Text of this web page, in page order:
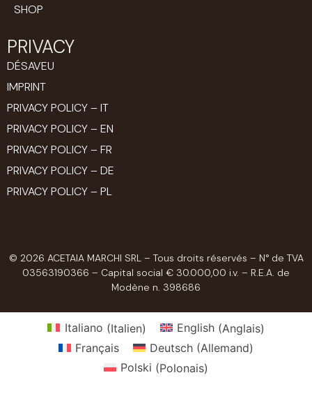
SHOP
PRIVACY
DÉSAVEU
IMPRINT
PRIVACY POLICY – IT
PRIVACY POLICY – EN
PRIVACY POLICY – FR
PRIVACY POLICY – DE
PRIVACY POLICY – PL
© 2026 ACETAIA MARCHI SRL – Tous droits réservés – N° de TVA
03563190366 – Capital social € 30.000,00 i.v. – R.E.A. de
Modène n. 398686
Italiano (Italien) English(Anglais)
Français
Deutsch (Allemand)
Polski (Polonais)